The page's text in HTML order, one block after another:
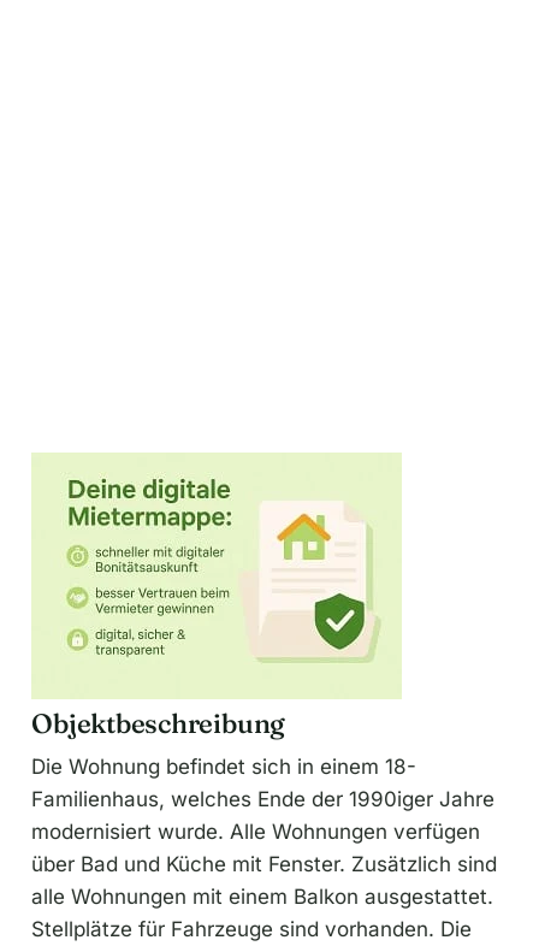
Objektbeschreibung
Die Wohnung befindet sich in einem 18-
Familienhaus, welches Ende der 1990iger Jahre
modernisiert wurde. Alle Wohnungen verfügen
über Bad und Küche mit Fenster. Zusätzlich sind
alle Wohnungen mit einem Balkon ausgestattet.
Stellplätze für Fahrzeuge sind vorhanden. Die